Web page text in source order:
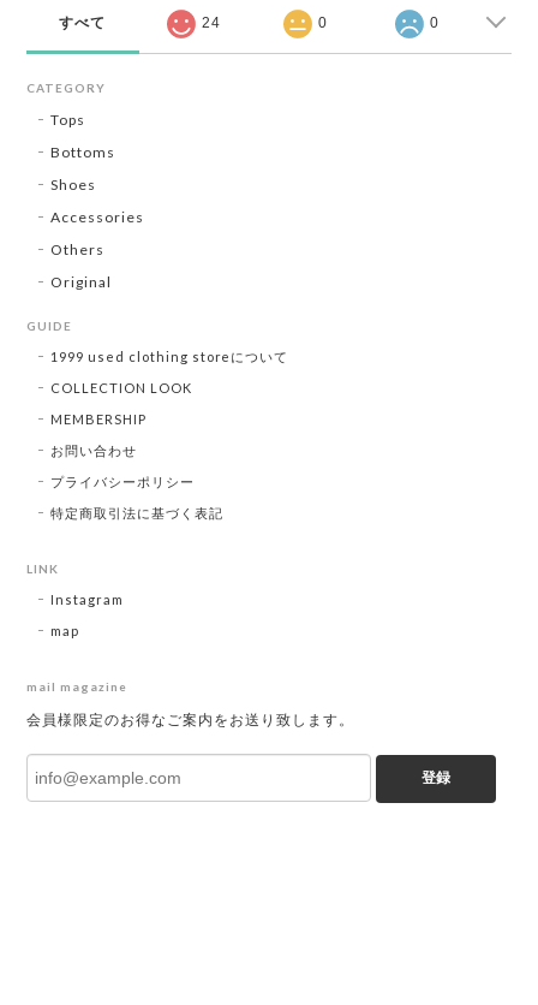
すべて 24 0 0
CATEGORY
Tops
Bottoms
Shoes
Accessories
Others
Original
GUIDE
1999 used clothing storeについて
COLLECTION LOOK
MEMBERSHIP
お問い合わせ
プライバシーポリシー
特定商取引法に基づく表記
LINK
Instagram
map
mail magazine
会員様限定のお得なご案内をお送り致します。
登録